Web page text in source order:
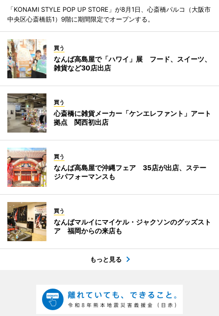
「KONAMI STYLE POP UP STORE」が8月1日、心斎橋パルコ（大阪市
中央区心斎橋筋1）9階に期間限定でオープンする。
買う
なんば高島屋で「ハワイ」展 フード、スイーツ、
雑貨など30店出店
買う
心斎橋に雑貨メーカー「ケンエレファント」アート
拠点 関西初出店
買う
なんば高島屋で沖縄フェア 35店が出店、ステー
ジパフォーマンスも
買う
なんばマルイにマイケル・ジャクソンのグッズスト
ア 福岡からの来店も
もっと見る